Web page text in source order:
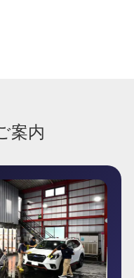
案内